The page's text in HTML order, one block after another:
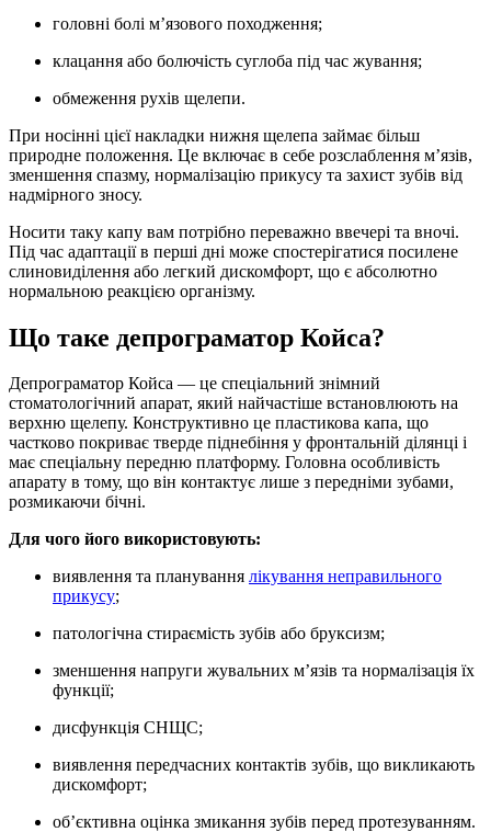
головні болі м’язового походження;
клацання або болючість суглоба під час жування;
обмеження рухів щелепи.
При носінні цієї накладки нижня щелепа займає більш
природне положення. Це включає в себе розслаблення м’язів,
зменшення спазму, нормалізацію прикусу та захист зубів від
надмірного зносу.
Носити таку капу вам потрібно переважно ввечері та вночі.
Під час адаптації в перші дні може спостерігатися посилене
слиновиділення або легкий дискомфорт, що є абсолютно
нормальною реакцією організму.
Що таке депрограматор Койса?
Депрограматор Койса — це спеціальний знімний
стоматологічний апарат, який найчастіше встановлюють на
верхню щелепу. Конструктивно це пластикова капа, що
частково покриває тверде піднебіння у фронтальній ділянці і
має спеціальну передню платформу. Головна особливість
апарату в тому, що він контактує лише з передніми зубами,
розмикаючи бічні.
Для чого його використовують:
виявлення та планування лікування неправильного
прикусу;
патологічна стираємість зубів або бруксизм;
зменшення напруги жувальних м’язів та нормалізація їх
функції;
дисфункція СНЩС;
виявлення передчасних контактів зубів, що викликають
дискомфорт;
об’єктивна оцінка змикання зубів перед протезуванням.